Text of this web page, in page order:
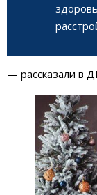
— рассказали в